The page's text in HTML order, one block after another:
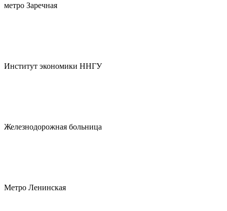
метро Заречная
Институт экономики ННГУ
Железнодорожная больница
Метро Ленинская